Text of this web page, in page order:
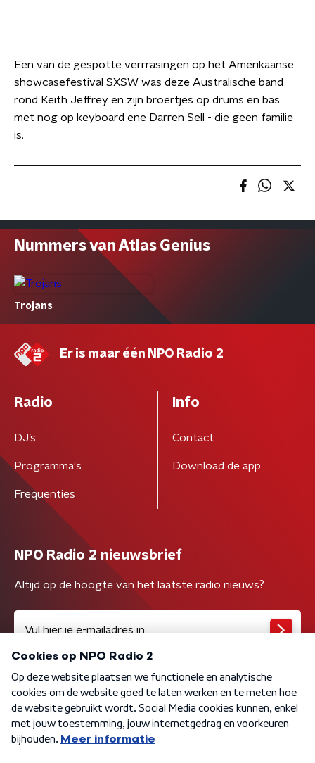
Een van de gespotte verrrasingen op het Amerikaanse
showcasefestival SXSW was deze Australische band
rond Keith Jeffrey en zijn broertjes op drums en bas
met nog op keyboard ene Darren Sell - die geen familie
is.
Nummers van Atlas Genius
Trojans
Er is maar één NPO Radio 2
Radio
DJ’s
Programma's
Frequenties
Info
Contact
Download de app
NPO Radio 2 nieuwsbrief
Altijd op de hoogte van het laatste radio nieuws?
Algemene voorwaarden